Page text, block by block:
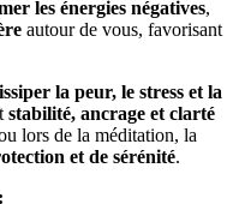
les énergies négatives,
autour de vous, favorisant
la peur, le stress et la
stabilité, ancrage et clarté
lors de la méditation, la
et de sérénité.